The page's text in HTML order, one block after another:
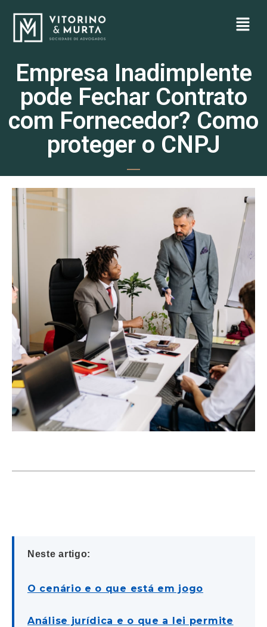
Empresa Inadimplente
pode Fechar Contrato
com Fornecedor? Como
proteger o CNPJ
Neste artigo:
O cenário e o que está em jogo
Análise jurídica e o que a lei permite